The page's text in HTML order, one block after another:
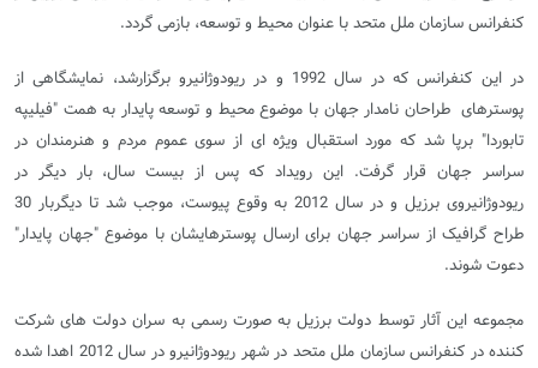
کنفرانس سازمان ملل متحد با عنوان محیط و توسعه، بازمی گردد.
در این کنفرانس که در سال 1992 و در ریودوژانیرو برگزارشد، نمایشگاهی از
پوسترهای طراحان نامدار جهان با موضوع محیط و توسعه پایدار به همت "فیلیپه
تابوردا" برپا شد که مورد استقبال ویژه ای از سوی عموم مردم و هنرمندان در
سراسر جهان قرار گرفت. این رویداد که پس از بیست سال، بار دیگر در
ریودوژانیروی برزیل و در سال 2012 به وقوع پیوست، موجب شد تا دیگربار 30
طراح گرافیک از سراسر جهان برای ارسال پوسترهایشان با موضوع "جهان پایدار"
دعوت شوند.
مجموعه این آثار توسط دولت برزیل به صورت رسمی به سران دولت های شرکت
کننده در کنفرانس سازمان ملل متحد در شهر ریودوژانیرو در سال 2012 اهدا شده